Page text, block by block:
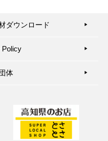
ダウンロード ▶︎
Policy ▶︎
体 ▶︎